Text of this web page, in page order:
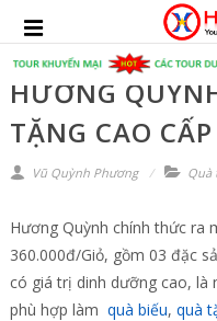
HƯƠNG
TẶNG CAO
Vũ Quỳnh Phương Quà
Hương Quỳnh chính thức ra
360.000đ/Giỏ, gồm 03 đặc
có giá trị dinh dưỡng cao, là
phù hợp làm quà biếu, quà